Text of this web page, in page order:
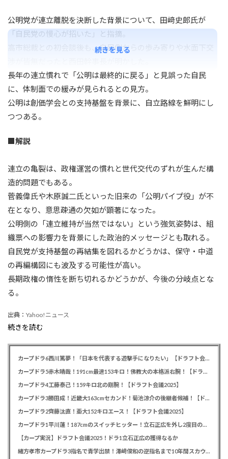
公明党が連立離脱を決断した背景について、田﨑史郎氏が
「自民党の慢心が招いた」と指摘。
高市総裁との初会談後も、自民側からの歩み寄りや水面下交
長年の連立慣れで「公明は最終的に戻る」と見誤った自民
に、体制面での緩みが見られるとの見方。
公明は創価学会との支持基盤を背景に、自立路線を鮮明にし
つつある。
■解説
連立の亀裂は、政権運営の慣れと世代交代のずれが生んだ構
造的問題でもある。
菅義偉氏や木原誠二氏といった旧来の「公明パイプ役」が不
在となり、意思疎通の欠如が顕著になった。
公明側の「連立維持が当然ではない」という強気姿勢は、組
織票への影響力を背景にした政治的メッセージとも取れる。
自民党が支持基盤の再結集を図れるかどうかは、保守・中道
の再編構図にも波及する可能性が高い。
長期政権の惰性を断ち切れるかどうかが、今後の分岐点とな
る。
出典： Yahoo!ニュース
続きを読む
続きを見る
カープドラ6西川篤夢！「日本を代表する遊撃手になりたい」【ドラフト会議2025】
カープドラ5赤木晴哉！191cm最速153キロ！佛教大の本格派右腕！【ドラフト会議2025】
カープドラ4工藤泰己！159キロ北の剛腕！【ドラフト会議2025】
カープドラ3勝田成！近畿大163cmセカンド！菊池涼介の後継者候補！【ドラフト会議2025】
カープドラ2齊藤汰直！亜大152キロエース！【ドラフト会議2025】
カープドラ1平川蓮！187cmのスイッチヒッター！立石正広を外し2度目の重複も新井監督がクジを引き当てる！【ドラフト会議2025】
【カープ実況】ドラフト会議2025！ドラ1立石正広の獲得なるか
緒方孝市カープドラ3指名で青学出禁！澤﨑俊和の逆指名まで10年間スカウト出禁